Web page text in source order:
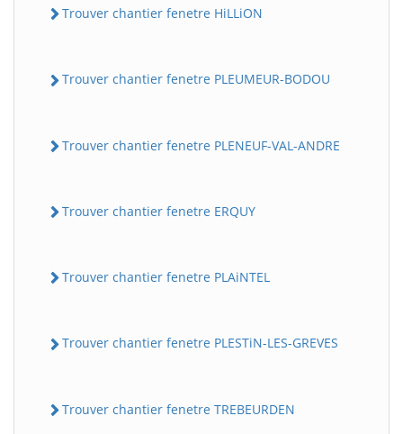
Trouver chantier fenetre HiLLiON
Trouver chantier fenetre PLEUMEUR-BODOU
Trouver chantier fenetre PLENEUF-VAL-ANDRE
Trouver chantier fenetre ERQUY
Trouver chantier fenetre PLAiNTEL
Trouver chantier fenetre PLESTiN-LES-GREVES
Trouver chantier fenetre TREBEURDEN